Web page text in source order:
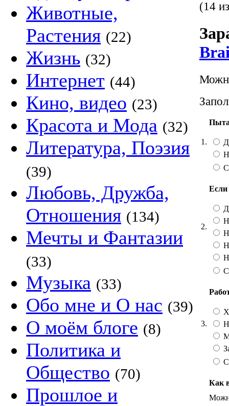
Животные,
Растения (22)
Жизнь (32)
Интернет (44)
Кино, видео (23)
Красота и Мода (32)
Литература, Поэзия
(39)
Любовь, Дружба,
Отношения (134)
Мечты и Фантазии
(33)
Музыка (33)
Обо мне и О нас (39)
О моём блоге (8)
Политика и
Общество (70)
Прошлое и
(14
1.
2.
Если
3.
Как